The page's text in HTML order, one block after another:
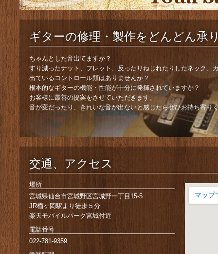
ギターの修理・製作をどんどん承
ちゃんとした音出てますか？
すり減ったナット、フレット、反ったりねじれたりしたネック、
出ているコントロール類はありませんか？
根本的なギターの機能・性能が十分に発揮されていますか？
お客様に最善の提案をさせていただきます。
音が変だったり、きれいな音が出ないと感じたらぜひお持ち寄り
交通、アクセス
場所
宮城県仙台市宮城野区宮城野一丁目15-5
JR榴ヶ岡駅より徒歩５分
楽天モバイルパーク宮城付近
電話番号
022-781-9359